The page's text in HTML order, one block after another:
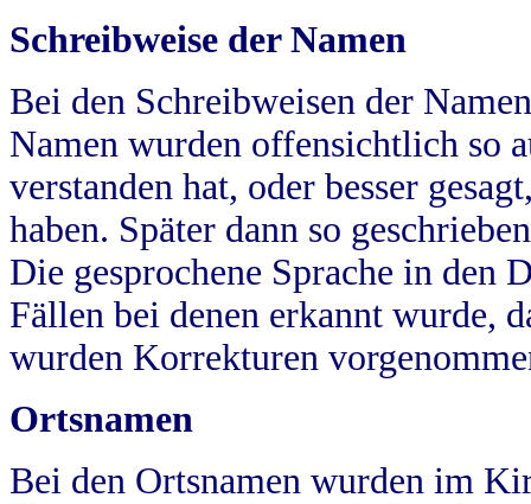
Schreibweise der Namen
Bei den Schreibweisen der
Namen wurden offensichtlich so
verstanden hat, oder besser
haben. Später dann so
Die gesprochene Sprache in
Fällen bei denen erkannt wurde,
wurden Korrekturen
Ortsnamen
Bei den Ortsnamen wurden im